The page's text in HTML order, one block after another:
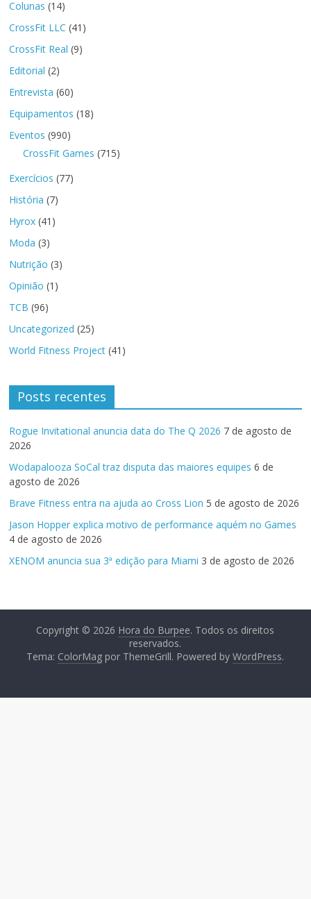
Colunas (14)
CrossFit LLC (41)
CrossFit Real (9)
Editorial (2)
Entrevista (60)
Equipamentos (18)
Eventos (990)
CrossFit Games (715)
Exercícios (77)
História (7)
Hyrox (41)
Moda (3)
Nutrição (3)
Opinião (1)
TCB (96)
Uncategorized (25)
World Fitness Project (41)
Posts recentes
Rogue Invitational anuncia data do The Q 2026 7 de agosto de
2026
Wodapalooza SoCal traz disputa das maiores equipes 6 de
agosto de 2026
Brave Fitness entra na ajuda ao Cross Lion 5 de agosto de 2026
Jason Hopper explica motivo de performance aquém no Games
4 de agosto de 2026
XENOM anuncia sua 3ª edição para Miami 3 de agosto de 2026
Copyright © 2026 Hora do Burpee. Todos os direitos
reservados.
Tema: ColorMag por ThemeGrill. Powered byWordPress.